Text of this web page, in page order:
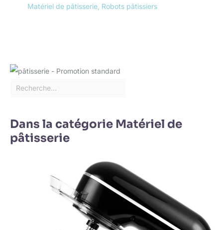
Matériel de pâtisserie Robots pâtissiers
Dans la catégorie Matériel de
pâtisserie